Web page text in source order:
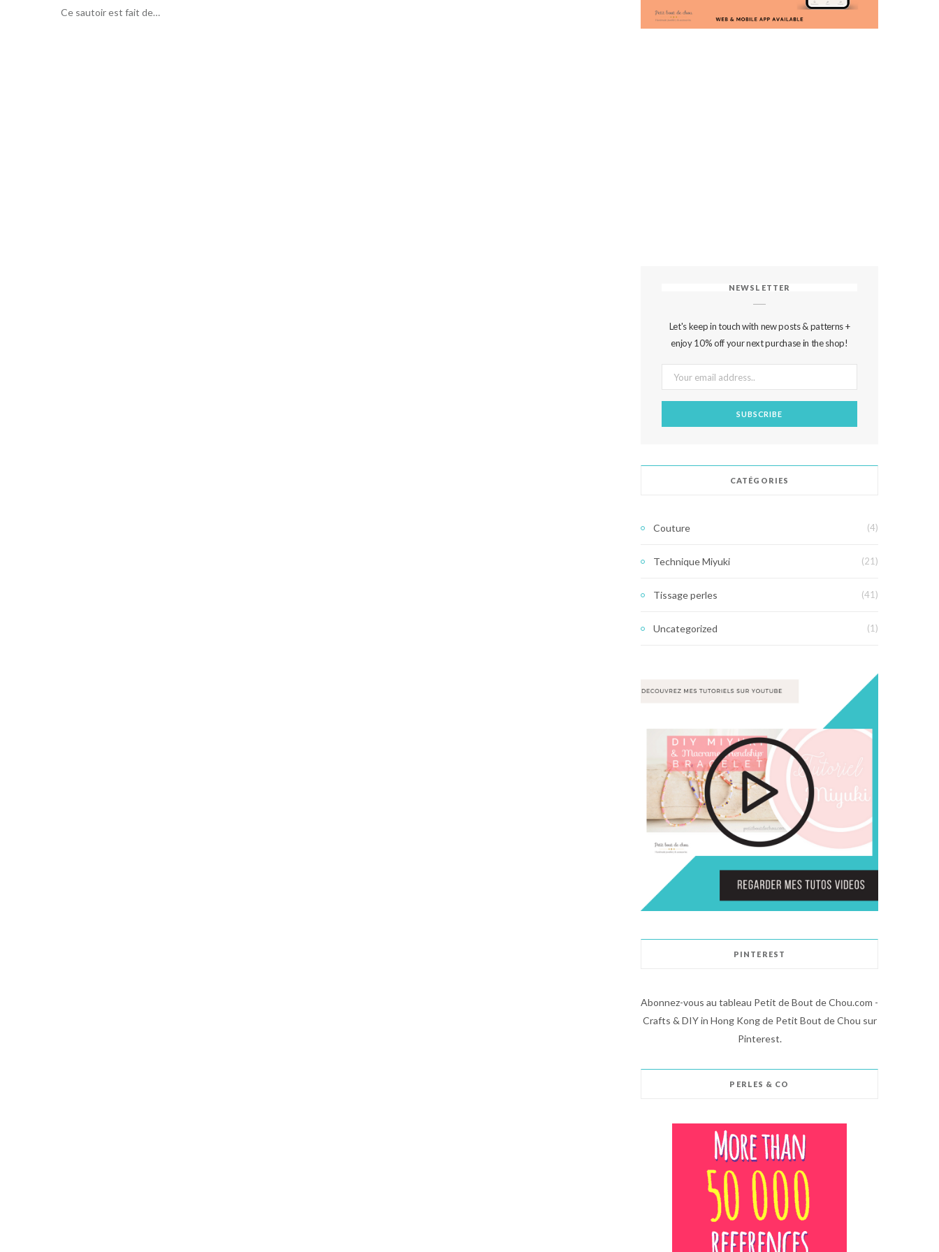
Ce sautoir est fait de…
NEWSLETTER
Let's keep in touch with new posts & patterns +
enjoy 10% off your next purchase in the shop!
CATÉGORIES
Couture (4)
Technique Miyuki (21)
Tissage perles (41)
Uncategorized (1)
PINTEREST
Abonnez-vous au tableau Petit de Bout de Chou.com -
Crafts & DIY in Hong Kong de Petit Bout de Chou sur
Pinterest.
PERLES & CO